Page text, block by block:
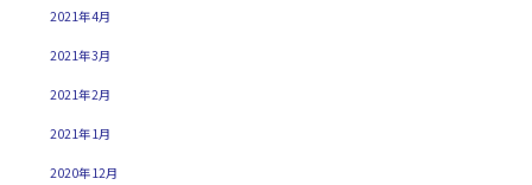
2021年4月
2021年3月
2021年2月
2021年1月
2020年12月